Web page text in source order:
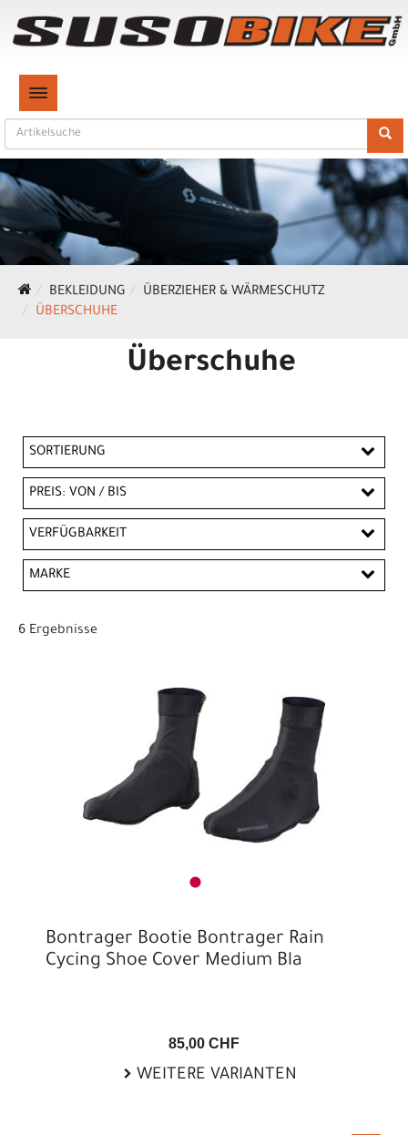
TOGGLE NAVIGATION
BEKLEIDUNG
ÜBERZIEHER & WÄRMESCHUTZ
ÜBERSCHUHE
Überschuhe
SORTIERUNG
PREIS: VON / BIS
CHF
VERFÜGBARKEIT
MARKE
6 Ergebnisse
Bontrager Bootie Bontrager Rain
Cycing Shoe Cover Medium Bla
85,00 CHF
WEITERE VARIANTEN